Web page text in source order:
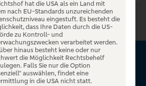
hat die USA als ein Land mit
nach EU-Standards unzureichenden
eingestuft. Es besteht die
dass Ihre Daten durch die US-
zu Kontroll- und
verarbeitet werden.
hinaus besteht keine oder nur
die Möglichkeit Rechtsbehelf
Falls Sie nur die Option
auswählen, findet eine
in die USA nicht statt.